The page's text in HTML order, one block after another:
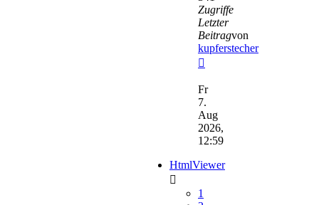
Zugriffe
Letzter
Beitragvon
kupferstecher
Beitrag
Fr
7.
Aug
2026,
12:59
HtmlViewer
1